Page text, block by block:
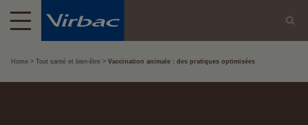
Home Tout santé et bien-être Vaccination animale : des pratiques optimisées